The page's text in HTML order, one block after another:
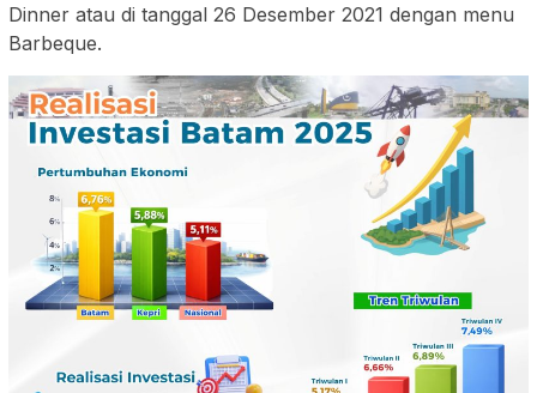
Dinner atau di tanggal 26 Desember 2021 dengan menu
Barbeque.